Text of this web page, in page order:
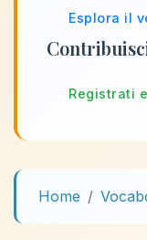
Esplora il
Registrati
Home